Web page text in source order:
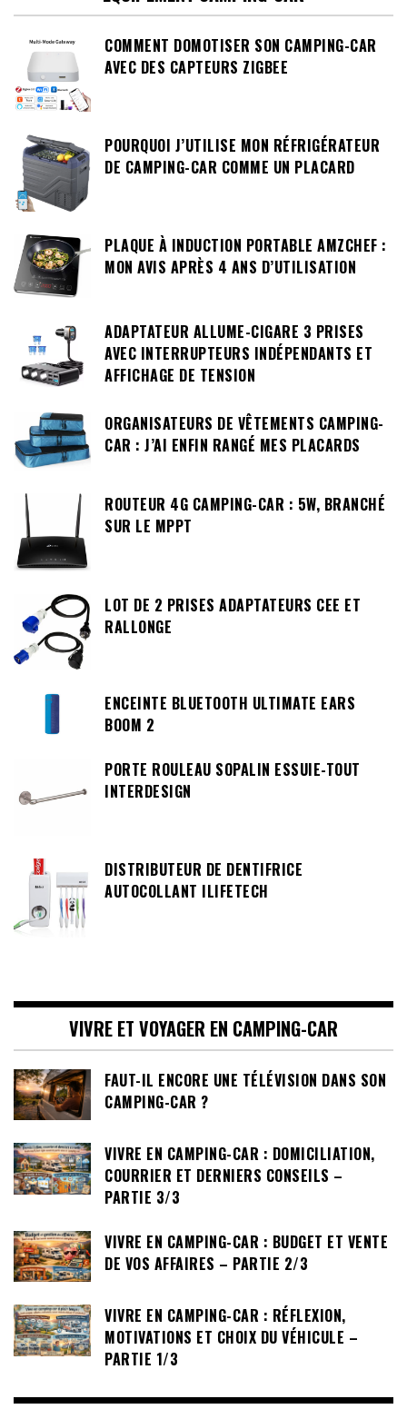
COMMENT DOMOTISER SON CAMPING-CAR
AVEC DES CAPTEURS ZIGBEE
POURQUOI J’UTILISE MON RÉFRIGÉRATEUR
DE CAMPING-CAR COMME UN PLACARD
PLAQUE À INDUCTION PORTABLE AMZCHEF :
MON AVIS APRÈS 4 ANS D’UTILISATION
ADAPTATEUR ALLUME-CIGARE 3 PRISES
AVEC INTERRUPTEURS INDÉPENDANTS ET
AFFICHAGE DE TENSION
ORGANISATEURS DE VÊTEMENTS CAMPING-
CAR : J’AI ENFIN RANGÉ MES PLACARDS
ROUTEUR 4G CAMPING-CAR : 5W, BRANCHÉ
SUR LE MPPT
LOT DE 2 PRISES ADAPTATEURS CEE ET
RALLONGE
ENCEINTE BLUETOOTH ULTIMATE EARS
BOOM 2
PORTE ROULEAU SOPALIN ESSUIE-TOUT
INTERDESIGN
DISTRIBUTEUR DE DENTIFRICE
AUTOCOLLANT ILIFETECH
VIVRE ET VOYAGER EN CAMPING-CAR
FAUT-IL ENCORE UNE TÉLÉVISION DANS SON
CAMPING-CAR ?
VIVRE EN CAMPING-CAR : DOMICILIATION,
COURRIER ET DERNIERS CONSEILS –
PARTIE 3/3
VIVRE EN CAMPING-CAR : BUDGET ET VENTE
DE VOS AFFAIRES – PARTIE 2/3
VIVRE EN CAMPING-CAR : RÉFLEXION,
MOTIVATIONS ET CHOIX DU VÉHICULE –
PARTIE 1/3